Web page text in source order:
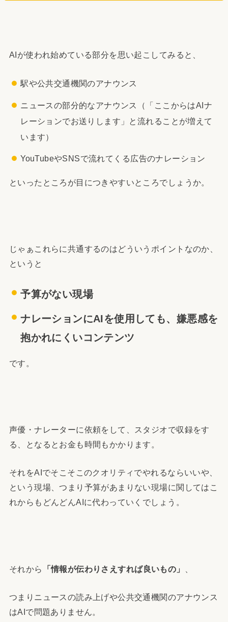
AIが使われ始めている部分を思い起こしてみると、
駅や公共交通機関のアナウンス
ニュースの部分的なアナウンス（「ここからはAIナ
レーションでお送りします」と流れることが増えて
います）
YouTubeやSNSで流れてくる広告のナレーション
といったところが目につきやすいところでしょうか。
じゃぁこれらに共通するのはどういうポイントなのか、
というと
予算がない現場
ナレーションにAIを使用しても、嫌悪感を
抱かれにくいコンテンツ
です。
声優・ナレーターに依頼をして、スタジオで収録をす
る、となるとお金も時間もかかります。
それをAIでそこそこのクオリティでやれるならいいや、
という現場、つまり予算があまりない現場に関してはこ
れからもどんどんAIに代わっていくでしょう。
それから 「情報が伝わりさえすれば良いもの」
つまりニュースの読み上げや公共交通機関のアナウンス
はAIで問題ありません。